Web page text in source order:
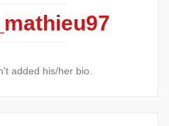
added his/her bio.